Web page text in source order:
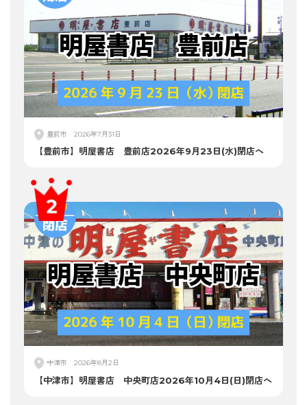
豊前市 2026年7月31日
【豊前市】明屋書店 豊前店2026年9月23日(水)閉店へ
中津市 2026年8月2日
【中津市】明屋書店 中央町店2026年10月4日(日)閉店へ